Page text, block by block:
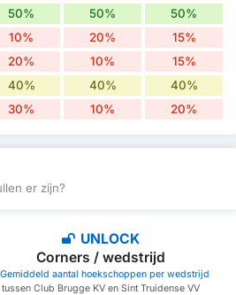
50% 50% 50%
10% 20% 15%
20% 10% 15%
40% 40% 40%
30% 10% 20%
er zijn?
UNLOCK
Corners / wedstrijd
aantal hoekschoppen per wedstrijd
tussen Club Brugge KV en Sint Truidense VV